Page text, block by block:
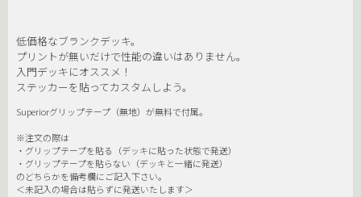
低価格なブランクデッキ。
プリントが無いだけで性能の違いはありません。
入門デッキにオススメ！
ステッカーを貼ってカスタムしよう。
Superiorグリップテープ（無地）が無料で付属。
※注文の際は
・グリップテープを貼る（デッキに貼った状態で発送）
・グリップテープを貼らない（デッキと一緒に発送）
のどちらかを備考欄にご記入下さい。
＜未記入の場合は貼らずに発送いたします＞